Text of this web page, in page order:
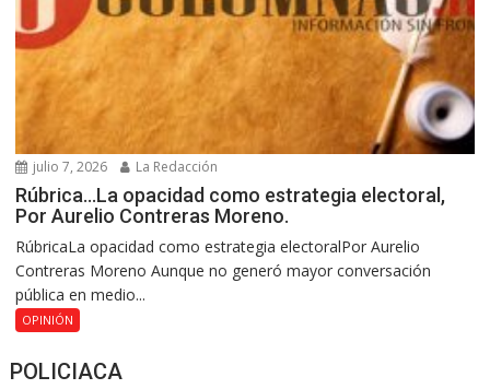
julio 7, 2026 La Redacción
Rúbrica…La opacidad como estrategia electoral,
Por Aurelio Contreras Moreno.
RúbricaLa opacidad como estrategia electoralPor Aurelio
Contreras Moreno Aunque no generó mayor conversación
pública en medio...
OPINIÓN
POLICIACA